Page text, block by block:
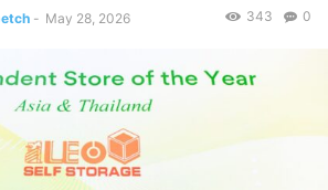
- May 28, 2026 0
343